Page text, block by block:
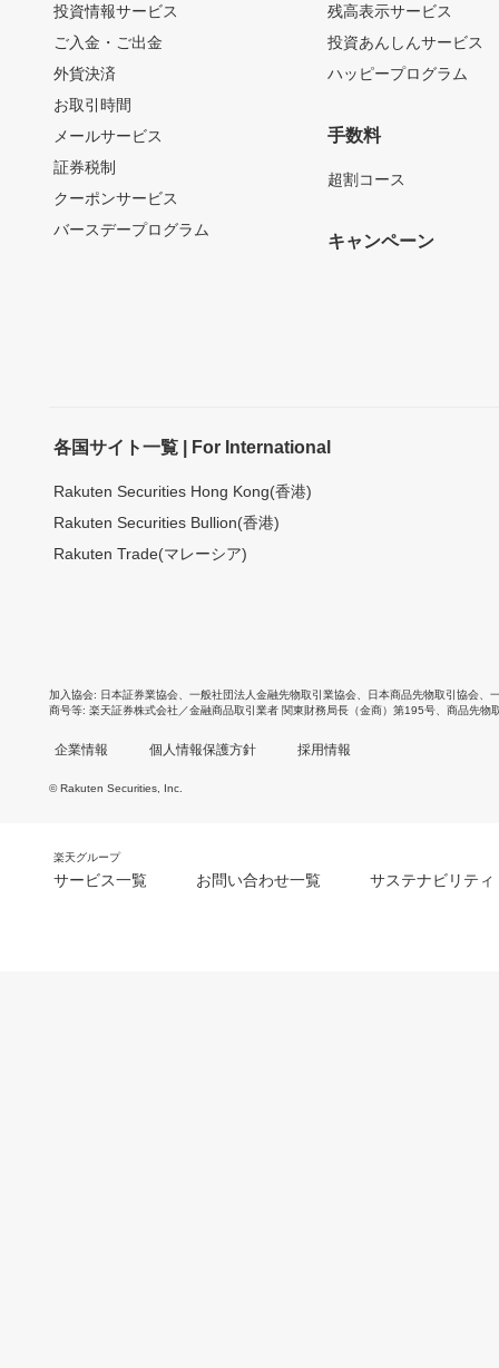
投資情報サービス
ご入金・ご出金
外貨決済
お取引時間
メールサービス
証券税制
クーポンサービス
バースデープログラム
残高表示サービス
投資あんしんサービス
ハッピープログラム
手数料
超割コース
キャンペーン
各国サイト一覧 | For International
Rakuten Securities Hong Kong(香港)
Rakuten Securities Bullion(香港)
Rakuten Trade(マレーシア)
加入協会 日本証券業協会 一般社団法人金融先物取引業協会 日本商品先物取引協会
商号等 楽天証券株式会社／金融商品取引業者 関東財務局長（金商）第195号、商品先物
企業情報 個人情報保護方針 採用情報
© Rakuten Securities, Inc.
楽天グループ
サービス一覧 お問い合わせ一覧 サステナビリティ